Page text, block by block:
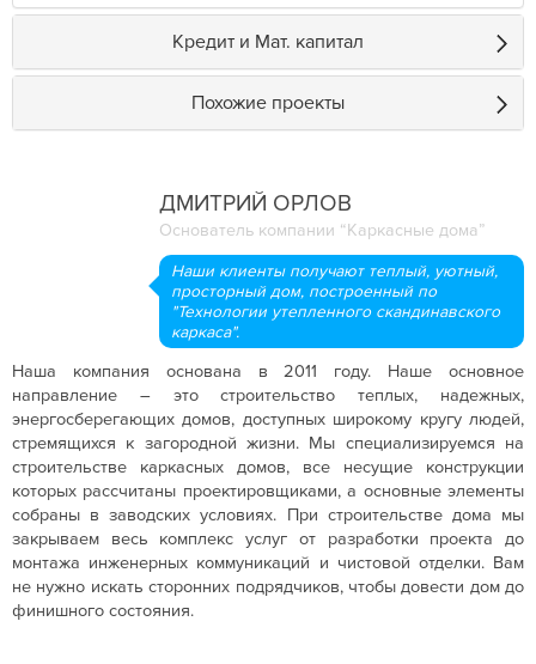
Кредит и Мат. капитал
Похожие проекты
ДМИТРИЙ ОРЛОВ
Основатель компании “Каркасные дома”
Наши клиенты получают теплый, уютный,
просторный дом, построенный по
"Технологии утепленного скандинавского
каркаса".
Наша компания основана в 2011 году. Наше основное
направление – это строительство теплых, надежных,
энергосберегающих домов, доступных широкому кругу людей,
стремящихся к загородной жизни. Мы специализируемся на
строительстве каркасных домов, все несущие конструкции
которых рассчитаны проектировщиками, а основные элементы
собраны в заводских условиях. При строительстве дома мы
закрываем весь комплекс услуг от разработки проекта до
монтажа инженерных коммуникаций и чистовой отделки. Вам
не нужно искать сторонних подрядчиков, чтобы довести дом до
финишного состояния.